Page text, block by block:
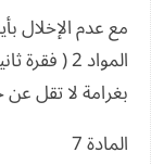
مع عدم الإخلال
بغرامة لا تقل
المادة 7